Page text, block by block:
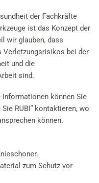
der Fachkräfte
ist das Konzept der
wir glauben, dass
Verletzungsrisikos bei der
und die
sind.
können Sie
RUBI“ kontaktieren, wo
können.
zum Schutz vor